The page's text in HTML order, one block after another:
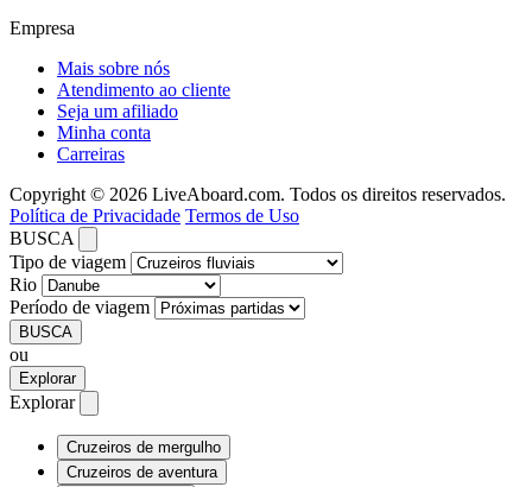
Empresa
Mais sobre nós
Atendimento ao cliente
Seja um afiliado
Minha conta
Carreiras
Copyright © 2026 LiveAboard.com. Todos os direitos reservados.
Política de Privacidade Termos de Uso
BUSCA
Tipo de viagem
Rio
Período de viagem
BUSCA
ou
Explorar
Explorar
Cruzeiros de mergulho
Cruzeiros de aventura